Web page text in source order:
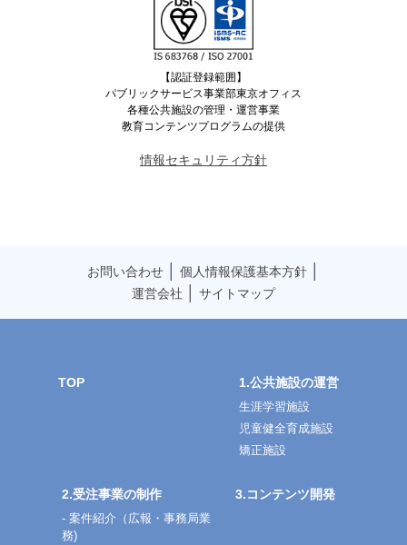
【認証登録範囲】
パブリックサービス事業部東京オフィス
各種公共施設の管理・運営事業
教育コンテンツプログラムの提供
情報セキュリティ方針
お問い合わせ 個人情報保護基本方針
運営会社 サイトマップ
TOP 1.公共施設の運営
生涯学習施設
児童健全育成施設
矯正施設
2.受注事業の制作
- 案件紹介（広報・事務局業
務)
3.コンテンツ開発